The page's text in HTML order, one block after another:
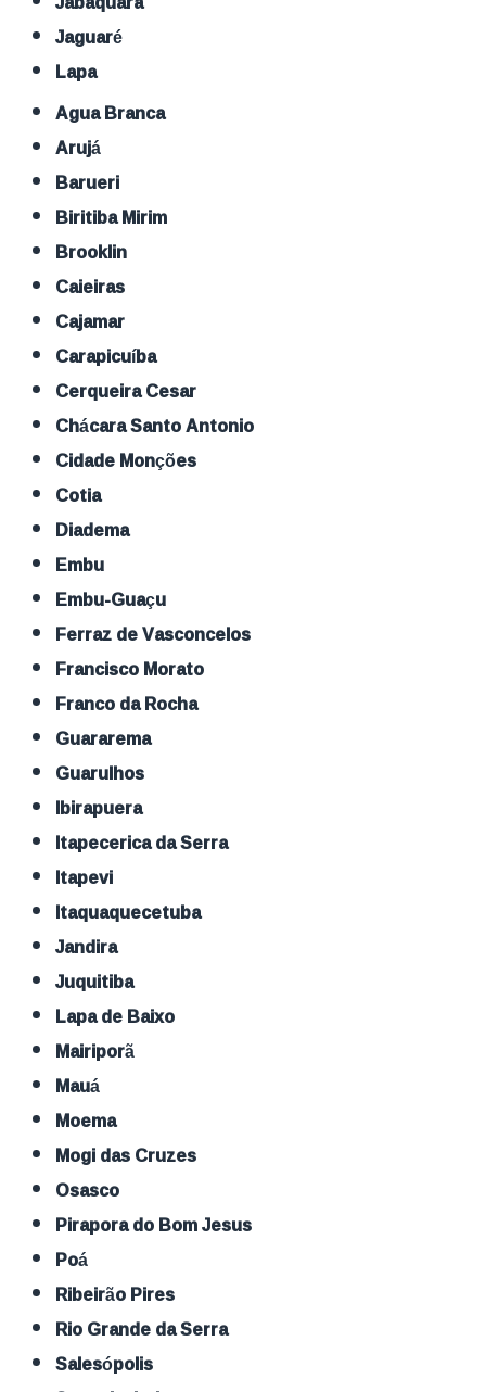
Jaguaré
Lapa
Agua Branca
Arujá
Barueri
Biritiba Mirim
Brooklin
Caieiras
Cajamar
Carapicuíba
Cerqueira Cesar
Chácara Santo Antonio
Cidade Monções
Cotia
Diadema
Embu
Embu-Guaçu
Ferraz de Vasconcelos
Francisco Morato
Franco da Rocha
Guararema
Guarulhos
Ibirapuera
Itapecerica da Serra
Itapevi
Itaquaquecetuba
Jandira
Juquitiba
Lapa de Baixo
Mairiporã
Mauá
Moema
Mogi das Cruzes
Osasco
Pirapora do Bom Jesus
Poá
Ribeirão Pires
Rio Grande da Serra
Salesópolis